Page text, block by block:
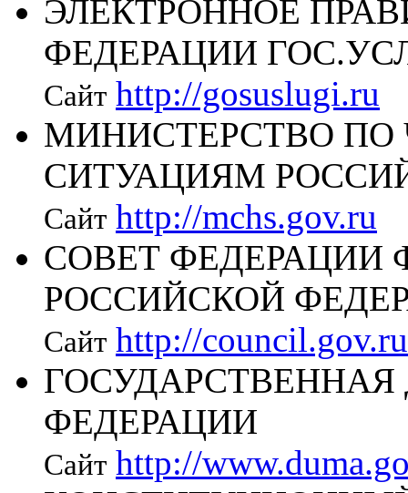
ЭЛЕКТРОННОЕ
ФЕДЕРАЦИИ
Сайт http://gosuslugi.ru
МИНИСТЕРСТВО
СИТУАЦИЯМ
Сайт http://mchs.gov.ru
СОВЕТ ФЕДЕРАЦИИ
РОССИЙСКОЙ
Сайт http://council.gov.ru
ФЕДЕРАЦИИ
Сайт http://